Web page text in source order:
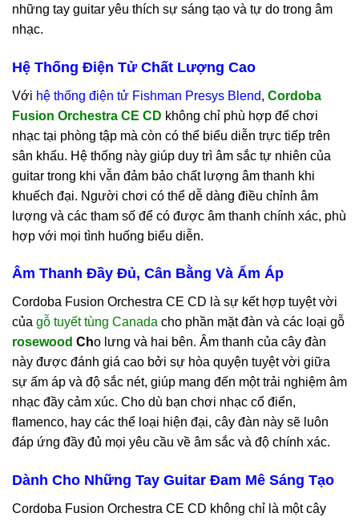
những tay guitar yêu thích sự sáng tạo và tự do trong âm
nhạc.
Hệ Thống Điện Tử Chất Lượng Cao
Với hệ thống điện tử Fishman Presys Blend, Cordoba
Fusion Orchestra CE CD không chỉ phù hợp để chơi
nhạc tại phòng tập mà còn có thể biểu diễn trực tiếp trên
sân khấu. Hệ thống này giúp duy trì âm sắc tự nhiên của
guitar trong khi vẫn đảm bảo chất lượng âm thanh khi
khuếch đại. Người chơi có thể dễ dàng điều chỉnh âm
lượng và các tham số để có được âm thanh chính xác, phù
hợp với mọi tình huống biểu diễn.
Âm Thanh Đầy Đủ, Cân Bằng Và Ấm Áp
Cordoba Fusion Orchestra CE CD là sự kết hợp tuyệt vời
của gỗ tuyết tùng Canada cho phần mặt đàn và các loại gỗ
rosewood Cho lưng và hai bên. Âm thanh của cây đàn
này được đánh giá cao bởi sự hòa quyện tuyệt vời giữa
sự ấm áp và độ sắc nét, giúp mang đến một trải nghiệm âm
nhạc đầy cảm xúc. Cho dù bạn chơi nhạc cổ điển,
flamenco, hay các thể loại hiện đại, cây đàn này sẽ luôn
đáp ứng đầy đủ mọi yêu cầu về âm sắc và độ chính xác.
Dành Cho Những Tay Guitar Đam Mê Sáng Tạo
Cordoba Fusion Orchestra CE CD không chỉ là một cây